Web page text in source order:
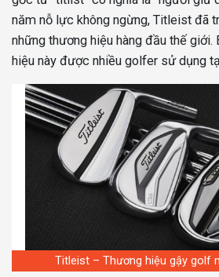
năm nỗ lực không ngừng, Titleist đã
những thương hiệu hàng đầu thế
hiệu này được nhiều golfer sử dụng
Titleist – Thương hiệu gậy golf